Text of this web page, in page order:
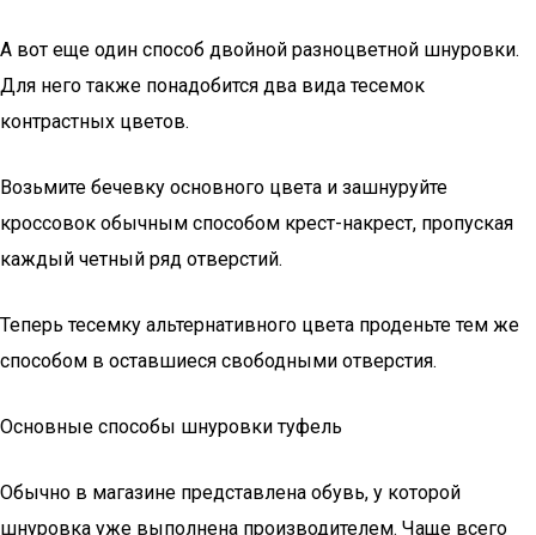
А вот еще один способ двойной разноцветной шнуровки.
Для него также понадобится два вида тесемок
контрастных цветов.
Возьмите бечевку основного цвета и зашнуруйте
кроссовок обычным способом крест-накрест, пропуская
каждый четный ряд отверстий.
Теперь тесемку альтернативного цвета проденьте тем же
способом в оставшиеся свободными отверстия.
Основные способы шнуровки туфель
Обычно в магазине представлена обувь, у которой
шнуровка уже выполнена производителем. Чаще всего